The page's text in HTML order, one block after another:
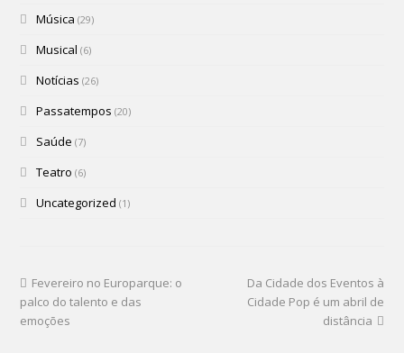
Música (29)
Musical (6)
Notícias (26)
Passatempos (20)
Saúde (7)
Teatro (6)
Uncategorized (1)
Fevereiro no Europarque: o
palco do talento e das
emoções
Da Cidade dos Eventos à
Cidade Pop é um abril de
distância